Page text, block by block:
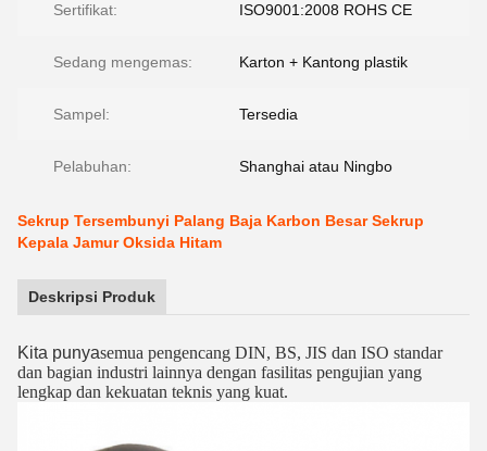
Sertifikat: ISO9001:2008 ROHS CE
Sedang mengemas: Karton + Kantong plastik
Sampel: Tersedia
Pelabuhan: Shanghai atau Ningbo
Sekrup Tersembunyi Palang Baja Karbon Besar Sekrup
Kepala Jamur Oksida Hitam
Deskripsi Produk
Kita punyasemua pengencang DIN, BS, JIS dan ISO standar
dan bagian industri lainnya dengan fasilitas pengujian yang
lengkap dan kekuatan teknis yang kuat.